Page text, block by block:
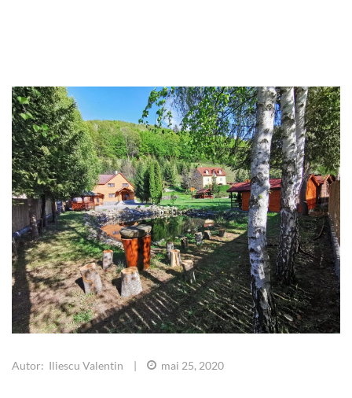
Autor: Iliescu Valentin | mai 25, 2020